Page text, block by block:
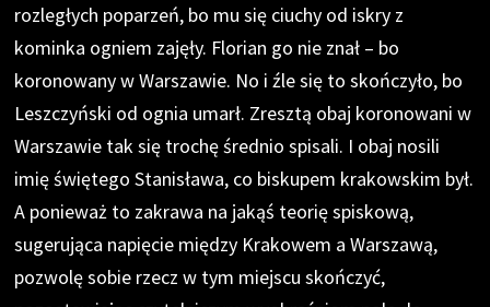
rozległych poparzeń, bo mu się ciuchy od iskry z
kominka ogniem zajęły. Florian go nie znał – bo
koronowany w Warszawie. No i źle się to skończyło, bo
Leszczyński od ognia umarł. Zresztą obaj koronowani w
Warszawie tak się trochę średnio spisali. I obaj nosili
imię świętego Stanisława, co biskupem krakowskim był.
A ponieważ to zakrawa na jakąś teorię spiskową,
sugerująca napięcie między Krakowem a Warszawą,
pozwolę sobie rzecz w tym miejscu skończyć,